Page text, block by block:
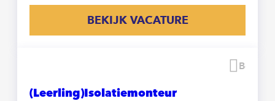
BEKIJK VACATURE
(Leerling)Isolatiemonteur